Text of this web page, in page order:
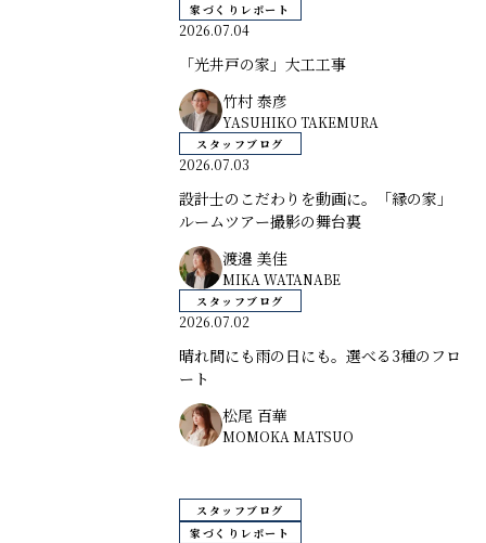
家づくりレポート
2026.07.04
「光井戸の家」大工工事
竹村 泰彦
YASUHIKO TAKEMURA
スタッフブログ
2026.07.03
設計士のこだわりを動画に。「縁の家」
ルームツアー撮影の舞台裏
渡邉 美佳
MIKA WATANABE
スタッフブログ
2026.07.02
晴れ間にも雨の日にも。選べる3種のフロ
ート
松尾 百華
MOMOKA MATSUO
スタッフブログ
家づくりレポート